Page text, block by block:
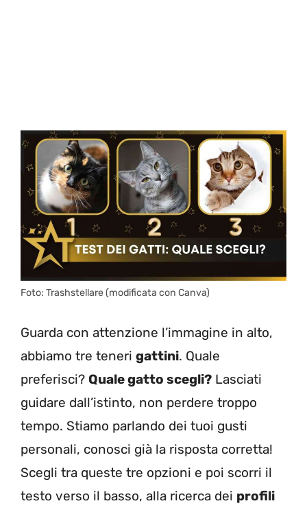
Foto: Trashstellare (modificata con Canva)
Guarda con attenzione l’immagine in alto,
abbiamo tre teneri gattini. Quale
preferisci? Quale gatto scegli? Lasciati
guidare dall’istinto, non perdere troppo
tempo. Stiamo parlando dei tuoi gusti
personali, conosci già la risposta corretta!
Scegli tra queste tre opzioni e poi scorri il
testo verso il basso, alla ricerca dei profili